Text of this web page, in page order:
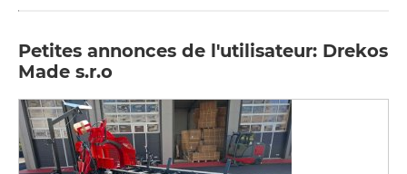
Petites annonces de l'utilisateur: Drekos
Made s.r.o